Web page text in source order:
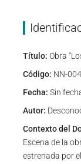
Título: Obra
Código: NN-
Fecha: Sin
Autor:
Contexto del
Escena de la
estrenada por